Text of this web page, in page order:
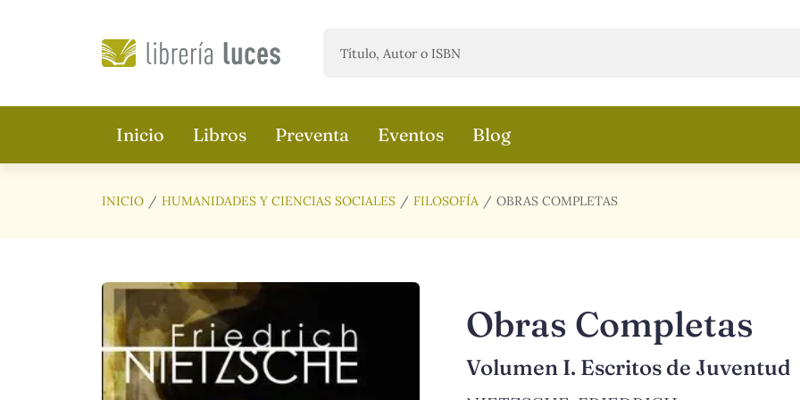
Inicio Libros Preventa Eventos Blog
INICIO HUMANIDADES Y CIENCIAS SOCIALES FILOSOFÍA OBRAS COMPLETAS
Obras Completas
Volumen I. Escritos de Juventud